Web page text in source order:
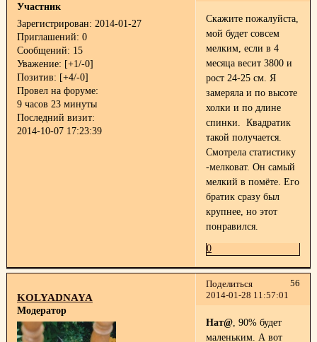
Участник
Зарегистрирован: 2014-01-27
Приглашений: 0
Сообщений: 15
Уважение: [+1/-0]
Позитив: [+4/-0]
Провел на форуме:
9 часов 23 минуты
Последний визит:
2014-10-07 17:23:39
Скажите пожалуйста,
мой будет совсем
мелким, если в 4
месяца весит 3800 и
рост 24-25 см. Я
замеряла и по высоте
холки и по длине
спинки. Квадратик
такой получается.
Смотрела статистику
-мелковат. Он самый
мелкий в помёте. Его
братик сразу был
крупнее, но этот
понравился.
0
Поделиться
56
2014-01-28 11:57:01
KOLYADNAYA
Модератор
Нат@, 90% будет
маленьким. А вот